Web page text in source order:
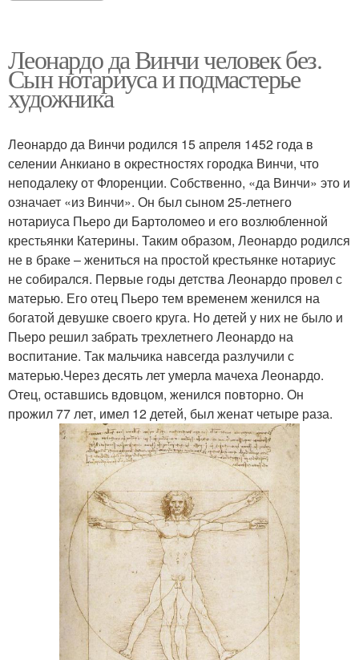
Леонардо да Винчи человек без.
Сын нотариуса и подмастерье
художника
Леонардо да Винчи родился 15 апреля 1452 года в
селении Анкиано в окрестностях городка Винчи, что
неподалеку от Флоренции. Собственно, «да Винчи» это и
означает «из Винчи». Он был сыном 25-летнего
нотариуса Пьеро ди Бартоломео и его возлюбленной
крестьянки Катерины. Таким образом, Леонардо родился
не в браке – жениться на простой крестьянке нотариус
не собирался. Первые годы детства Леонардо провел с
матерью. Его отец Пьеро тем временем женился на
богатой девушке своего круга. Но детей у них не было и
Пьеро решил забрать трехлетнего Леонардо на
воспитание. Так мальчика навсегда разлучили с
матерью.Через десять лет умерла мачеха Леонардо.
Отец, оставшись вдовцом, женился повторно. Он
прожил 77 лет, имел 12 детей, был женат четыре раза.